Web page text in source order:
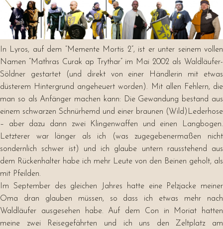
In Lyros, auf dem “Memente Mortis 2”, ist er unter seinem vollen
Namen “Mathras Curak ap Trythar” im Mai 2002 als Waldläufer-
Söldner gestartet (und direkt von einer Händlerin mit etwas
düsterem Hintergrund angeheuert worden). Mit allen Fehlern, die
man so als Anfänger machen kann: Die Gewandung bestand aus
einem schwarzen Schnürhemd und einer braunen (Wild)Lederhose
– aber dazu dann zwei Klingenwaffen und einen Langbogen.
Letzterer war länger als ich (was zugegebenermaßen nicht
sondernlich schwer ist) und ich glaube untern rausstehend aus
dem Rückenhalter habe ich mehr Leute von den Beinen geholt, als
mit Pfeilden.
Im September des gleichen Jahres hatte eine Pelzjacke meiner
Oma dran glauben müssen, so dass ich etwas mehr nach
Waldläufer ausgesehen habe. Auf dem Con in Moriat hatten
meine zwei Reisegefährten und ich uns den Zeltplatz am